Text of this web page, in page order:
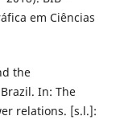
em Ciências
the
In: The
relations. [s.l.]: